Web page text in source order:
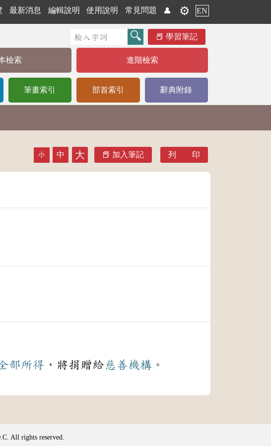
最新消息 編輯說明 使用說明 常見問題 👤 ⚙️ EN
學習筆記
檢索 進階檢索
筆畫索引 部首索引 辭典附錄
小 中 大 加入筆記 列 印
部所得 ，將捐贈給 慈善機構。
All rights reserved.